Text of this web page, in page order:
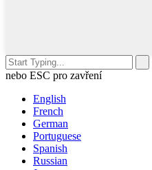
nebo ESC pro zavření
English
French
German
Portuguese
Spanish
Russian